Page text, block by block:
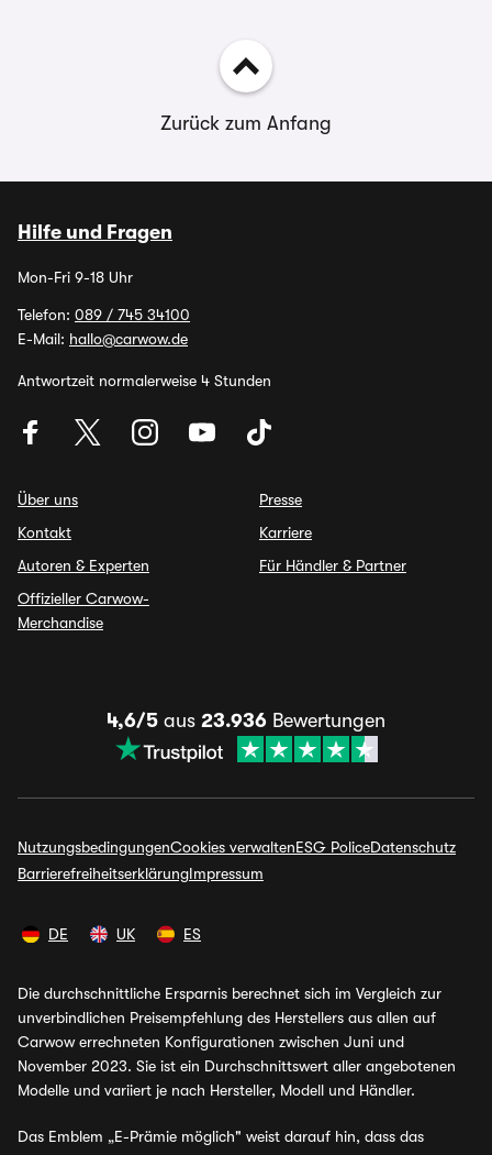
Zurück zum Anfang
Hilfe und Fragen
Mon-Fri 9-18 Uhr
Telefon: 089 / 745 34100
E-Mail: hallo@carwow.de
Antwortzeit normalerweise 4 Stunden
Über uns
Kontakt
Autoren & Experten
Offizieller Carwow-
Merchandise
Presse
Karriere
Für Händler & Partner
4,6/5 aus 23.936 Bewertungen
NutzungsbedingungenCookies verwaltenESG PoliceDatenschutz
BarrierefreiheitserklärungImpressum
DE UK ES
Die durchschnittliche Ersparnis berechnet sich im Vergleich zur
unverbindlichen Preisempfehlung des Herstellers aus allen auf
Carwow errechneten Konfigurationen zwischen Juni und
November 2023. Sie ist ein Durchschnittswert aller angebotenen
Modelle und variiert je nach Hersteller, Modell und Händler.
Das Emblem „E-Prämie möglich" weist darauf hin, dass das